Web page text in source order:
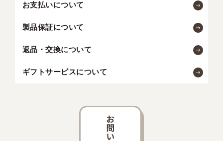
お支払いについて
製品保証について
返品・交換について
ギフトサービスについて